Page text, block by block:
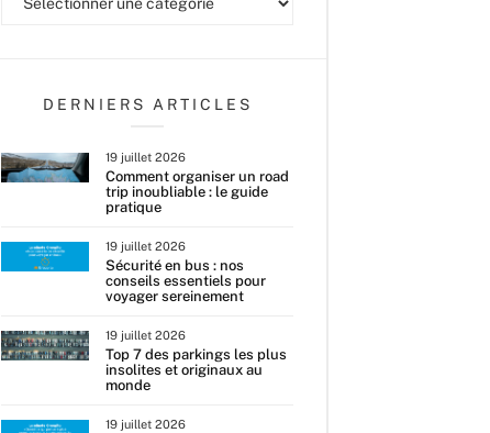
DERNIERS ARTICLES
19 juillet 2026
Comment organiser un road
trip inoubliable : le guide
pratique
19 juillet 2026
Sécurité en bus : nos
conseils essentiels pour
voyager sereinement
19 juillet 2026
Top 7 des parkings les plus
insolites et originaux au
monde
19 juillet 2026